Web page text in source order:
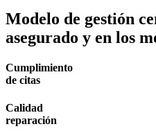
Modelo de gestión
asegurado y en los
Cumplimiento
de citas
Calidad
reparación